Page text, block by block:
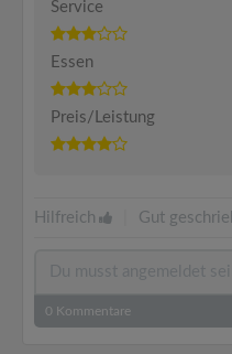
Service
Essen
Preis/Leistung
Hilfreich Gut
0 Kommentare